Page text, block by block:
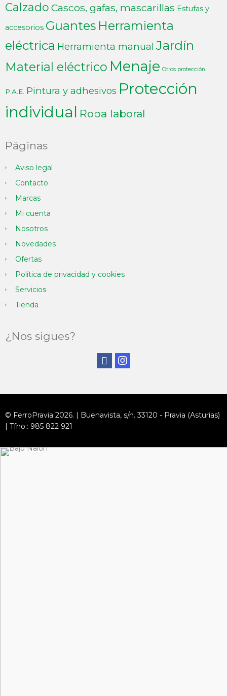
Calzado Cascos, gafas, mascarillas Estufas y
accesorios Guantes Herramienta
eléctrica Herramienta manual Jardín
Material eléctrico Menaje Otros protección
P.A.E. Pintura y adhesivos Protección
individual Ropa laboral
Páginas
Aviso legal
Contacto
Marcas
Mi cuenta
Nosotros
Novedades
Ofertas
Política de privacidad y cookies
Servicios
Tienda
¿Nos sigues?
© FerroPravia 2026. | Buenavista, s/n. 33120 - Pravia (Asturias)
| Tfno.: 985 822 921